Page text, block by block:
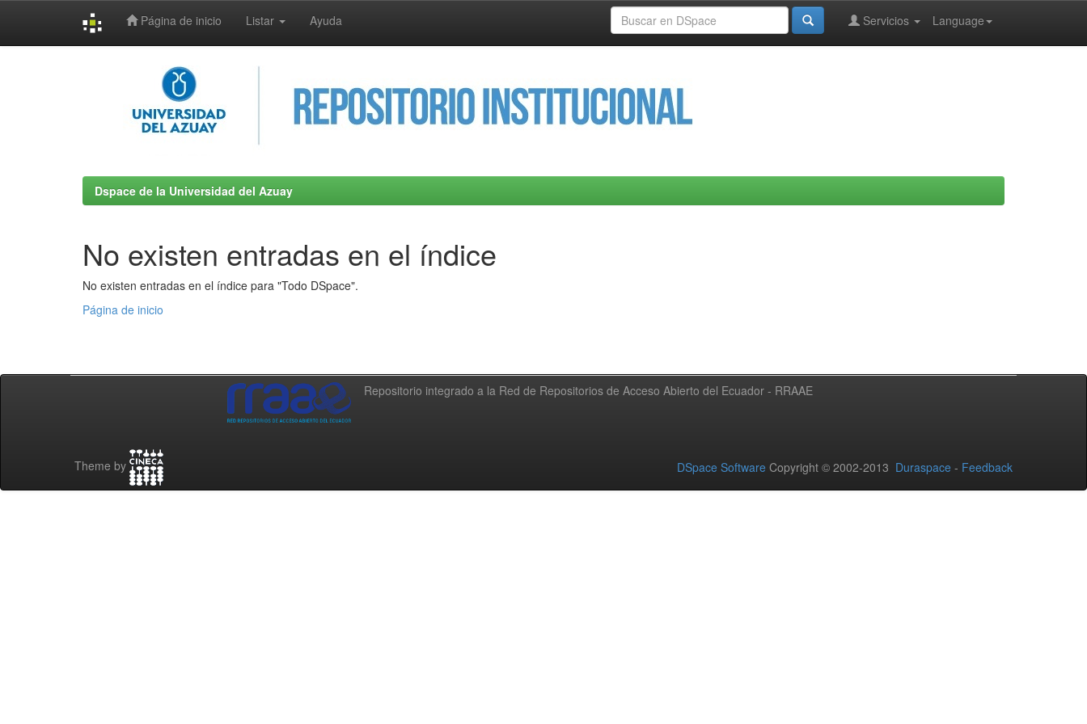
Página de inicio Listar Ayuda Language
Servicios
Dspace de la Universidad del Azuay
No existen entradas en el índice
No existen entradas en el índice para "Todo DSpace".
Página de inicio
Repositorio integrado a la Red de Repositorios de Acceso Abierto del Ecuador - RRAAE
Theme by DSpace Software Copyright © 2002-2013 Duraspace - Feedback